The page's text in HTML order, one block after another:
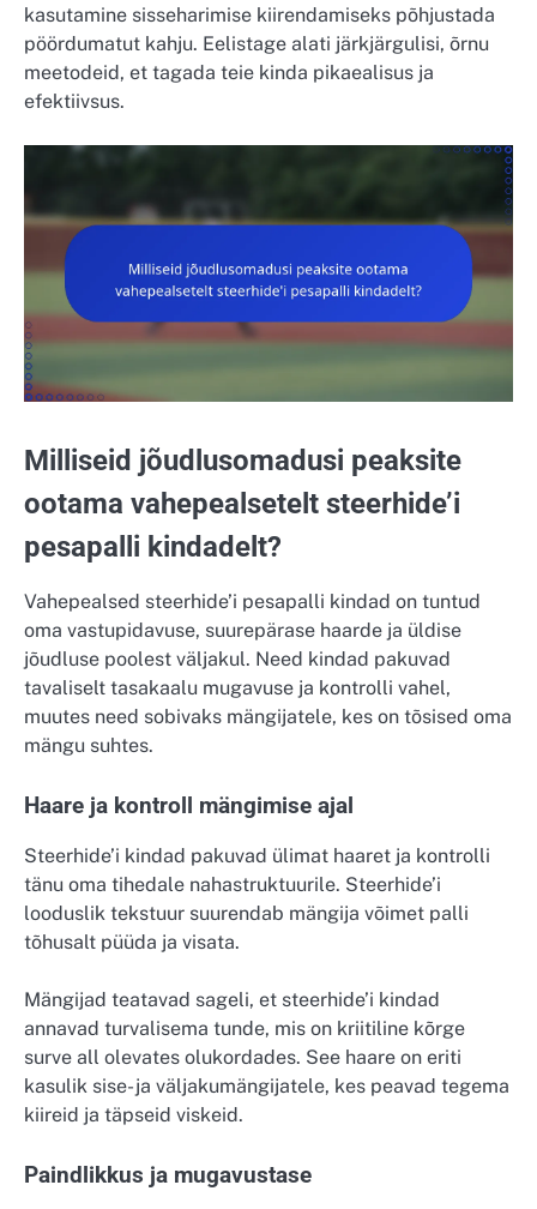
kasutamine sisseharimise kiirendamiseks põhjustada
pöördumatut kahju. Eelistage alati järkjärgulisi, õrnu
meetodeid, et tagada teie kinda pikaealisus ja
efektiivsus.
Milliseid jõudlusomadusi peaksite
ootama vahepealsetelt steerhide’i
pesapalli kindadelt?
Vahepealsed steerhide’i pesapalli kindad on tuntud
oma vastupidavuse, suurepärase haarde ja üldise
jõudluse poolest väljakul. Need kindad pakuvad
tavaliselt tasakaalu mugavuse ja kontrolli vahel,
muutes need sobivaks mängijatele, kes on tõsised oma
mängu suhtes.
Haare ja kontroll mängimise ajal
Steerhide’i kindad pakuvad ülimat haaret ja kontrolli
tänu oma tihedale nahastruktuurile. Steerhide’i
looduslik tekstuur suurendab mängija võimet palli
tõhusalt püüda ja visata.
Mängijad teatavad sageli, et steerhide’i kindad
annavad turvalisema tunde, mis on kriitiline kõrge
surve all olevates olukordades. See haare on eriti
kasulik sise- ja väljakumängijatele, kes peavad tegema
kiireid ja täpseid viskeid.
Paindlikkus ja mugavustase